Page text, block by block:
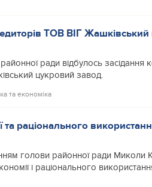
ТОВ ВІГ
ради відбулось засідання
цукровий завод.
та економіка
раціонального
голови районної ради Миколи
і раціонального